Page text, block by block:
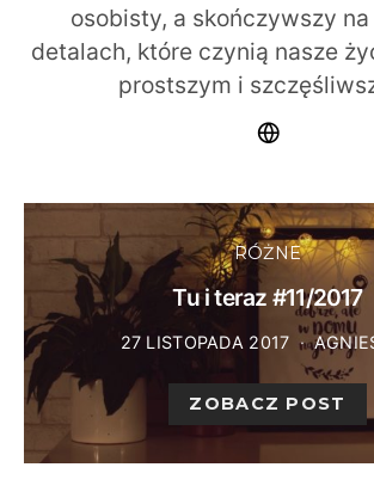
osobisty, a skończywszy
detalach, które czynią nasze
prostszym i
RÓŻNE
Tu i teraz #11/2017
27 LISTOPADA 2017
ZOBACZ POST